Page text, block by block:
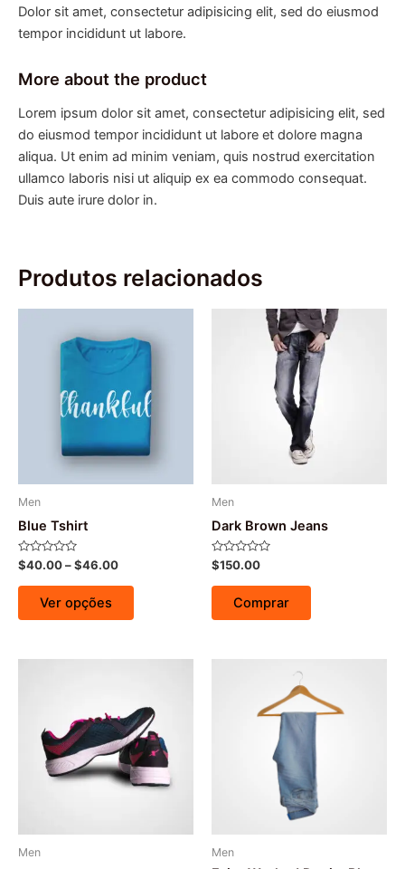
Dolor sit amet, consectetur adipisicing elit, sed do eiusmod
tempor incididunt ut labore.
More about the product
Lorem ipsum dolor sit amet, consectetur adipisicing elit, sed
do eiusmod tempor incididunt ut labore et dolore magna
aliqua. Ut enim ad minim veniam, quis nostrud exercitation
ullamco laboris nisi ut aliquip ex ea commodo consequat.
Duis aute irure dolor in.
Produtos relacionados
Men
Blue Tshirt
Avaliação
0
de
$40.00–$46.00
Ver opções
Men
Dark Brown Jeans
Avaliação
0
de
$150.00
Comprar
Men Men